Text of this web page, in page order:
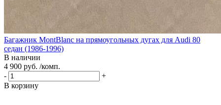
Багажник MontBlanc на прямоугольных дугах для Audi 80
седан (1986-1996)
В наличии
4 900 руб. /комп.
-
+
В корзину